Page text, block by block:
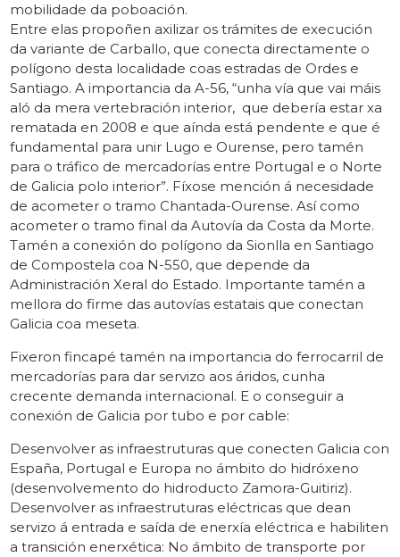
mobilidade da poboación.
Entre elas propoñen axilizar os trámites de execución
da variante de Carballo, que conecta directamente o
polígono desta localidade coas estradas de Ordes e
Santiago. A importancia da A-56, “unha vía que vai máis
aló da mera vertebración interior, que debería estar xa
rematada en 2008 e que aínda está pendente e que é
fundamental para unir Lugo e Ourense, pero tamén
para o tráfico de mercadorías entre Portugal e o Norte
de Galicia polo interior”. Fíxose mención á necesidade
de acometer o tramo Chantada-Ourense. Así como
acometer o tramo final da Autovía da Costa da Morte.
Tamén a conexión do polígono da Sionlla en Santiago
de Compostela coa N-550, que depende da
Administración Xeral do Estado. Importante tamén a
mellora do firme das autovías estatais que conectan
Galicia coa meseta.
Fixeron fincapé tamén na importancia do ferrocarril de
mercadorías para dar servizo aos áridos, cunha
crecente demanda internacional. E o conseguir a
conexión de Galicia por tubo e por cable:
Desenvolver as infraestruturas que conecten Galicia con
España, Portugal e Europa no ámbito do hidróxeno
(desenvolvemento do hidroducto Zamora-Guitiriz).
Desenvolver as infraestruturas eléctricas que dean
servizo á entrada e saída de enerxía eléctrica e habiliten
a transición enerxética: No ámbito de transporte por